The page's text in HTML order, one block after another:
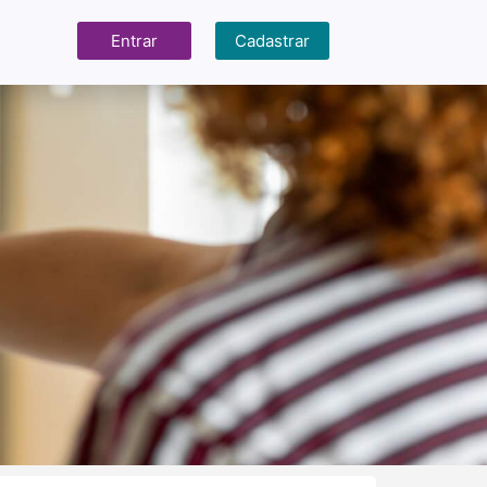
Entrar Cadastrar